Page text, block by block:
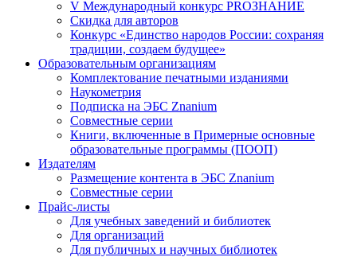
V Международный конкурс PROЗНАНИЕ
Скидка для авторов
Конкурс «Единство народов России: сохраняя
традиции, создаем будущее»
Образовательным организациям
Комплектование печатными изданиями
Наукометрия
Подписка на ЭБС Znanium
Совместные серии
Книги, включенные в Примерные основные
образовательные программы (ПООП)
Издателям
Размещение контента в ЭБС Znanium
Совместные серии
Прайс-листы
Для учебных заведений и библиотек
Для организаций
Для публичных и научных библиотек